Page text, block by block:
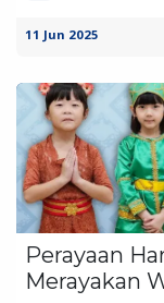
11 Jun 2025
Perayaan
Merayakan